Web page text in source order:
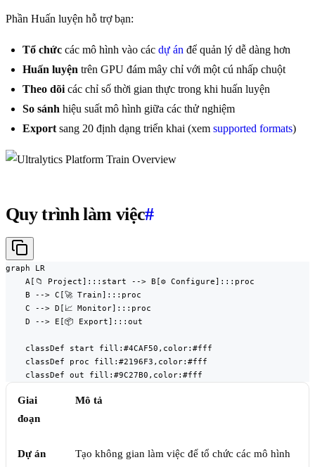
Phần Huấn luyện hỗ trợ bạn:
Tổ chức các mô hình vào các dự án để quản lý dễ dàng hơn
Huấn luyện trên GPU đám mây chỉ với một cú nhấp chuột
Theo dõi các chỉ số thời gian thực trong khi huấn luyện
So sánh hiệu suất mô hình giữa các thử nghiệm
Export sang 20 định dạng triển khai (xem supported formats)
Quy trình làm việc#
graph LR
    A[📁 Project]:::start --> B[⚙️ Configure]:::proc
    B --> C[🚀 Train]:::proc
    C --> D[📈 Monitor]:::proc
    D --> E[📦 Export]:::out
    classDef start fill:#4CAF50,color:#fff
    classDef proc fill:#2196F3,color:#fff
    classDef out fill:#9C27B0,color:#fff
Giai
đoạn
Mô tả
Dự án
Tạo không gian làm việc để tổ chức các mô hình